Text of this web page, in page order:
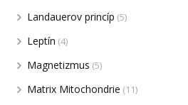
Landauerov princíp (5)
Leptín (4)
Magnetizmus (5)
Matrix Mitochondrie (11)